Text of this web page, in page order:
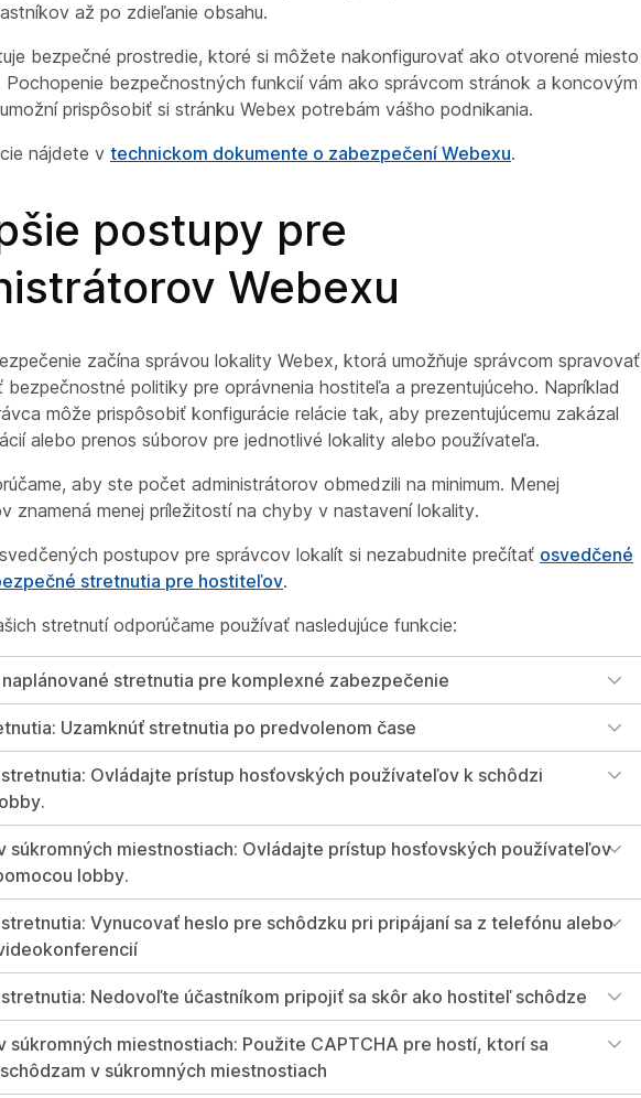
až po zdieľanie obsahu.
bezpečné prostredie, ktoré si môžete nakonfigurovať ako otvorené miesto
Pochopenie bezpečnostných funkcií vám ako správcom stránok a koncovým
prispôsobiť si stránku Webex potrebám vášho podnikania.
nájdete v technickom dokumente o zabezpečení Webexu.
postupy pre
Webexu
začína správou lokality Webex, ktorá umožňuje správcom spravovať
politiky pre oprávnenia hostiteľa a prezentujúceho. Napríklad
môže prispôsobiť konfigurácie relácie tak, aby prezentujúcemu zakázal
alebo prenos súborov pre jednotlivé lokality alebo používateľa.
aby ste počet administrátorov obmedzili na minimum. Menej
znamená menej príležitostí na chyby v nastavení lokality.
postupov pre správcov lokalít si nezabudnite prečítať osvedčené
stretnutia pre hostiteľov.
stretnutí odporúčame používať nasledujúce funkcie:
stretnutia pre komplexné zabezpečenie
Uzamknúť stretnutia po predvolenom čase
stretnutia: Ovládajte prístup hosťovských používateľov k schôdzi
súkromných miestnostiach: Ovládajte prístup hosťovských používateľov
lobby.
Vynucovať heslo pre schôdzku pri pripájaní sa z telefónu alebo
stretnutia: Nedovoľte účastníkom pripojiť sa skôr ako hostiteľ schôdze
súkromných miestnostiach: Použite CAPTCHA pre hostí, ktorí sa
v súkromných miestnostiach